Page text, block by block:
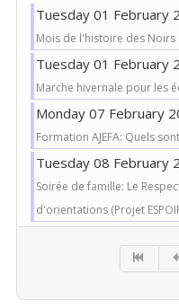
Tuesday 01 February
Mois de l'histoire des Noirs
Tuesday 01 February
Marche hivernale pour les
Monday 07 February
Formation AJEFA: Quels
Tuesday 08 February
Soirée de famille: Le
d'orientations (Projet